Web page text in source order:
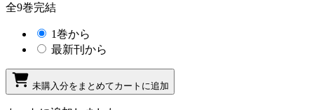
全9巻完結
1巻から
最新刊から
未購入分をまとめてカートに追加